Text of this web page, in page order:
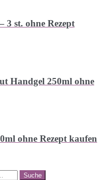
3 st. ohne Rezept
Handgel 250ml ohne
ohne Rezept kaufen